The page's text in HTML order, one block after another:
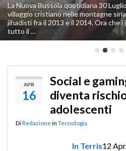
La Nuova Bussola quotidiana 30
villaggio cristiano nelle montagne
jihadisti fra il 2013 e il 2014. Ora che
tutto il …
APR
16
Social e
diventa
adolescenti
DiRedazionein Tecnologia
In Terris12